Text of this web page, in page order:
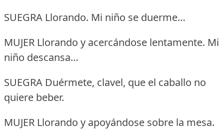
SUEGRA Llorando. Mi niño se duerme…
MUJER Llorando y acercándose lentamente. Mi
niño descansa…
SUEGRA Duérmete, clavel, que el caballo no
quiere beber.
MUJER Llorando y apoyándose sobre la mesa.